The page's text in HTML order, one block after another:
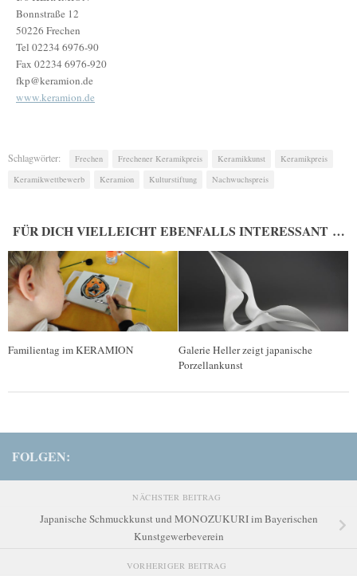
Bonnstraße 12
50226 Frechen
Tel 02234 6976-90
Fax 02234 6976-920
fkp@keramion.de
www.keramion.de
Schlagwörter: Frechen Frechener Keramikpreis Keramikkunst
Keramikpreis
Keramikwettbewerb
Keramion Kulturstiftung Nachwuchspreis
FÜR DICH VIELLEICHT EBENFALLS INTERESSANT …
Familientag im KERAMION
Galerie Heller zeigt japanische
Porzellankunst
FOLGEN:
NÄCHSTER BEITRAG
Japanische Schmuckkunst und MONOZUKURI im Bayerischen
Kunstgewerbeverein
VORHERIGER BEITRAG